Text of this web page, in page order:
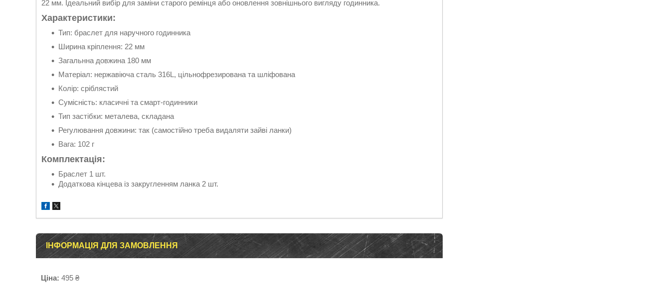
22 мм. Ідеальний вибір для заміни старого ремінця або оновлення зовнішнього вигляду годинника.
Характеристики:
Тип: браслет для наручного годинника
Ширина кріплення: 22 мм
Загальнна довжина 180 мм
Матеріал: нержавіюча сталь 316L, цільнофрезирована та шліфована
Колір: сріблястий
Сумісність: класичні та смарт-годинники
Тип застібки: металева, складана
Регулювання довжини: так (самостійно треба видаляти зайві ланки)
Вага: 102 г
Комплектація:
Браслет 1 шт.
Додаткова кінцева із закругленням ланка 2 шт.
ІНФОРМАЦІЯ ДЛЯ ЗАМОВЛЕННЯ
Ціна: 495 ₴